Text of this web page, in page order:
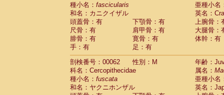
Cercopithecidae
Cercopithecus mitis
CercopithecidaeCercopithecus mitis
CercopithecidaeCercopithecus mitis
CercopithecidaeCercopithecus mona
CercopithecidaeCercopithecus
CercopithecidaeCercopithecus
CercopithecidaeCercopithecus
Cercopithecidae
Cercopithecusspp.(0)
Cercopithecidae
Chlorocebus
CercopithecidaeChlorocebus
種小名： fascicularis
亜種小名
和名：カニクイザル
英名：
頭蓋骨：有
下顎骨：有
上腕骨：
尺骨：有
肩甲骨：有
大腿骨：
腓骨：有
寛骨：有
体幹：有
手：有
足：有
剖検番号：00062
性別：M
年齢：
科名：Cercopithecidae
属名：
種小名： fuscata
亜種小名
和名：ヤクニホンザル
英名：